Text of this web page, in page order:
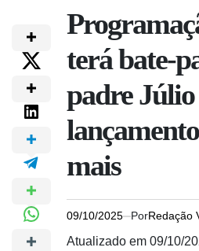
terá bate-
padre
mais
09/10/2025 PorRedação
Atualizado em 09/10/